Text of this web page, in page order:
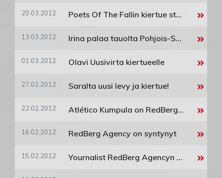
20.03.2012 Poets Of The Fallin kiertue starttaa perjantaina
13.03.2012 Irina palaa tauolta Pohjois-Suomen kiertueelle
01.03.2012 Olavi Uusivirta kiertueelle
27.02.2012 Saralta uusi levy ja kiertue!
22.02.2012 Atlético Kumpula on RedBerg Agency uusin kiinnitys
16.02.2012 RedBerg Agency on syntynyt
15.02.2012 Yournalist RedBerg Agencyn edustukseen